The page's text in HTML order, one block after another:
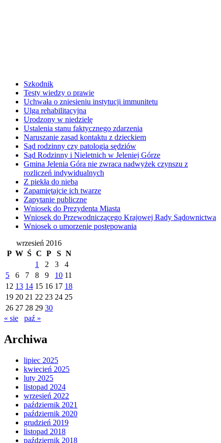
Szkodnik
Testy wiedzy o prawie
Uchwała o zniesieniu instytucji immunitetu
Ulga rehabilitacyjna
Urodzony w niedzielę
Ustalenia stanu faktycznego zdarzenia
Naruszanie zasad kontaktu z dzieckiem
Sąd rodzinny czy patologia sędziów
Sąd Rodzinny i Nieletnich w Jeleniej Górze
Gmina Jelenia Góra nie zwraca nadwyżek czynszu z
rozliczeń indywidualnych
Z piekła do nieba
Zapamiętajcie ich twarze
Zapytanie publiczne
Wniosek do Prezydenta Miasta
Wniosek do Przewodniczącego Krajowej Rady Sądownictwa
Wniosek o umorzenie postępowania
wrzesień 2016
P W Ś C P S N
1
2 3
4
5
6 7 8 9 10 11
12 13 14 15 16 17 18
19 20 21 22 23 24 25
26 27 28 29 30
« sie
paź »
Archiwa
lipiec 2025
kwiecień 2025
luty 2025
listopad 2024
wrzesień 2022
październik 2021
październik 2020
grudzień 2019
listopad 2018
październik 2018